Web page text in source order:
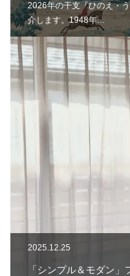
2026年の干支『ひのえ・
介します。1948年…
2025.12.25
「シンプル＆モダン